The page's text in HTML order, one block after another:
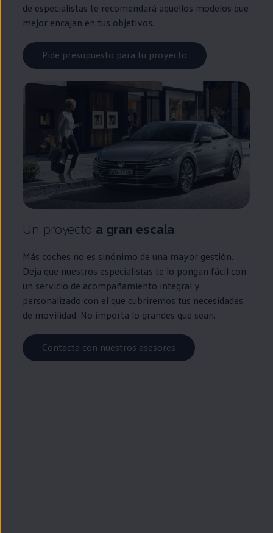
de especialistas te recomendará aquellos modelos que
mejor encajan en tus objetivos.
Pide presupuesto para tu proyecto
Un proyecto a gran escala
Más coches no es sinónimo de una mayor gestión.
Deja que nuestros especialistas te lo pongan fácil con
un servicio de acompañamiento integral y
personalizado con el que cubriremos tus necesidades
de movilidad. No importa lo grandes que sean.
Contacta con nuestros asesores